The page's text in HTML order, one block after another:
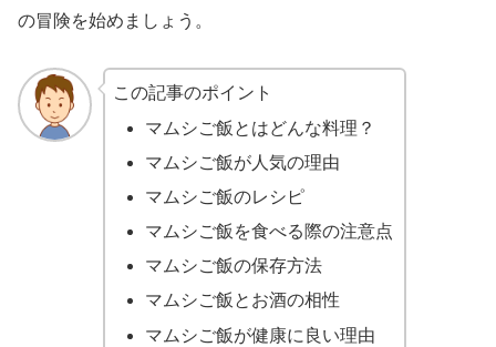
の冒険を始めましょう。
この記事のポイント
マムシご飯とはどんな料理？
マムシご飯が人気の理由
マムシご飯のレシピ
マムシご飯を食べる際の注意点
マムシご飯の保存方法
マムシご飯とお酒の相性
マムシご飯が健康に良い理由